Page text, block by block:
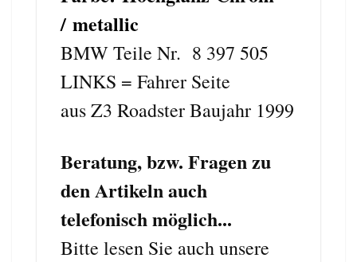
/ metallic
BMW Teile Nr. 8 397 505
LINKS = Fahrer Seite
aus Z3 Roadster Baujahr 1999
Beratung, bzw. Fragen zu
den Artikeln auch
telefonisch möglich...
Bitte lesen Sie auch unsere